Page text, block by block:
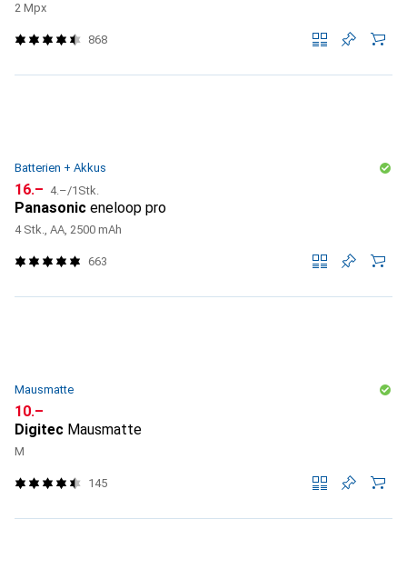
2 Mpx
868
Batterien + Akkus
CHF
16.– CHF
4.–/1Stk.
Panasonic eneloop pro
4 Stk., AA, 2500 mAh
663
Mausmatte
CHF
10.–
Digitec Mausmatte
M
145